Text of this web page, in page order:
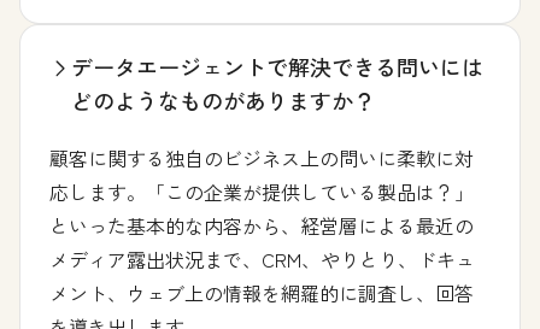
データエージェントで解決できる問いには
どのようなものがありますか？
顧客に関する独自のビジネス上の問いに柔軟に対
応します。「この企業が提供している製品は？」
といった基本的な内容から、経営層による最近の
メディア露出状況まで、CRM、やりとり、ドキュ
メント、ウェブ上の情報を網羅的に調査し、回答